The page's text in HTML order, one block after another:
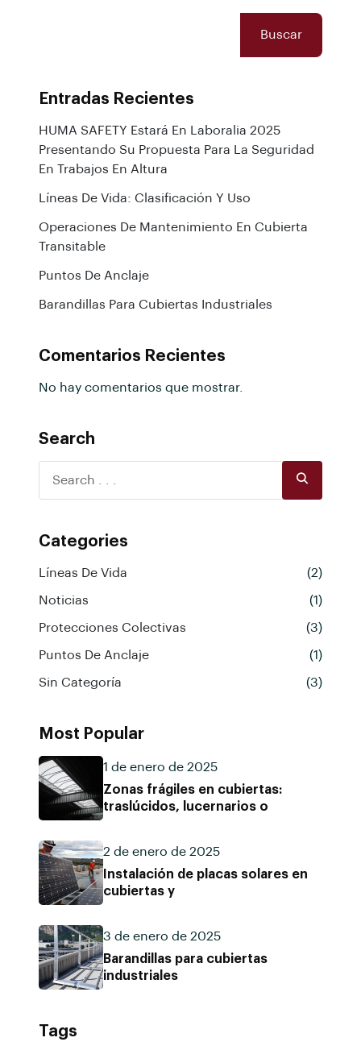
Buscar
Entradas Recientes
HUMA SAFETY Estará En Laboralia 2025
Presentando Su Propuesta Para La Seguridad
En Trabajos En Altura
Líneas De Vida: Clasificación Y Uso
Operaciones De Mantenimiento En Cubierta
Transitable
Puntos De Anclaje
Barandillas Para Cubiertas Industriales
Comentarios Recientes
No hay comentarios que mostrar.
Search
Categories
Líneas De Vida (2)
Noticias (1)
Protecciones Colectivas (3)
Puntos De Anclaje (1)
Sin Categoría (3)
Most Popular
1 de enero de 2025
Zonas frágiles en cubiertas:
traslúcidos, lucernarios o
2 de enero de 2025
Instalación de placas solares en
cubiertas y
3 de enero de 2025
Barandillas para cubiertas
industriales
Tags